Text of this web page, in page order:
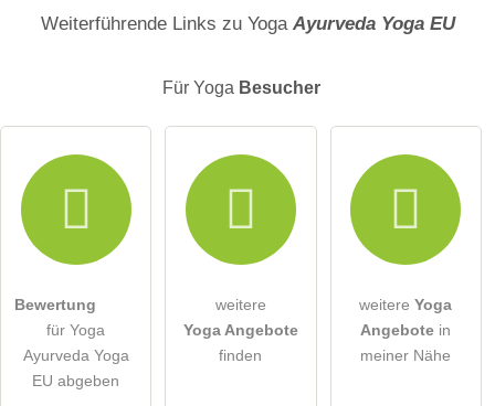
E-Mail-Adresse (wird nicht veröffentlicht)
Hiermit akzeptiere ich die .
öffentliche Frage stellen Abbrechen
Hinweis: Bitte beachten Sie, öffentliche Fragen sind
Weiterführende Links zu Yoga Ayurveda Yoga EU
Für Yoga Besucher
Bewertung
für Yoga
Ayurveda Yoga
EU abgeben
weitere
Yoga Angebote
finden
weitereYoga
Angebote in
meiner Nähe